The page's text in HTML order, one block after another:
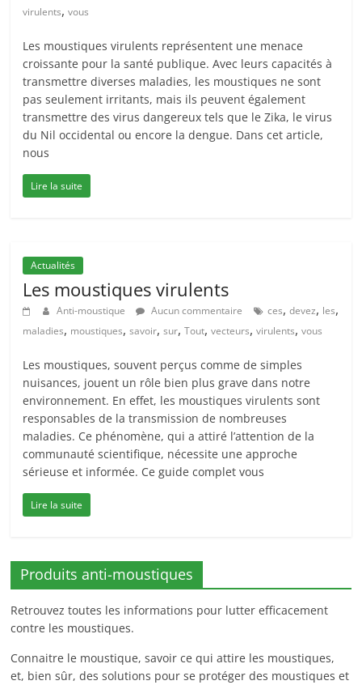
virulents,vous
Les moustiques virulents représentent une menace
croissante pour la santé publique. Avec leurs capacités à
transmettre diverses maladies, les moustiques ne sont
pas seulement irritants, mais ils peuvent également
transmettre des virus dangereux tels que le Zika, le virus
du Nil occidental ou encore la dengue. Dans cet article,
nous
Lire la suite
Actualités
Les moustiques virulents
Anti-moustique Aucun commentaire ces,devez, les,
maladies, moustiques,savoir,sur,Tout,vecteurs,virulents,vous
Les moustiques, souvent perçus comme de simples
nuisances, jouent un rôle bien plus grave dans notre
environnement. En effet, les moustiques virulents sont
responsables de la transmission de nombreuses
maladies. Ce phénomène, qui a attiré l’attention de la
communauté scientifique, nécessite une approche
sérieuse et informée. Ce guide complet vous
Lire la suite
Produits anti-moustiques
Retrouvez toutes les informations pour lutter efficacement
contre les moustiques.
Connaitre le moustique, savoir ce qui attire les moustiques,
et, bien sûr, des solutions pour se protéger des moustiques et